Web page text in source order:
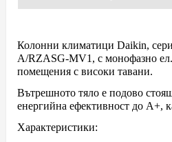
Колонни климатици Daikin,
A/RZASG-MV1, с монофазно ел.
помещения с високи тавани.
Вътрешното тяло е подово
енергийна ефективност до А+,
Характеристики: